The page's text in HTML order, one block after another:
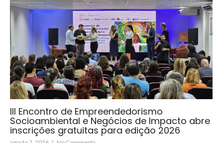
III Encontro de Empreendedorismo
Socioambiental e Negócios de Impacto abre
inscrições gratuitas para edição 2026